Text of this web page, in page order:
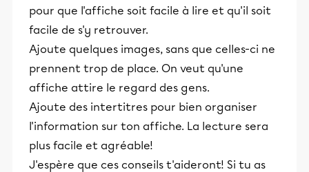
pour que l'affiche soit facile à lire et qu'il soit
facile de s'y retrouver.
Ajoute quelques images, sans que celles-ci ne
prennent trop de place. On veut qu'une
affiche attire le regard des gens.
Ajoute des intertitres pour bien organiser
l'information sur ton affiche. La lecture sera
plus facile et agréable!
J'espère que ces conseils t'aideront! Si tu as